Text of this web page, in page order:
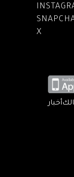
X
أخبار